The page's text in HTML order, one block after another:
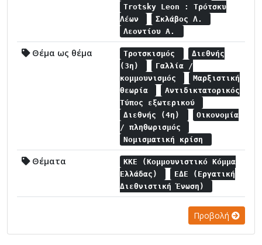
Trotsky Leon : Τρότσκυ
Λέων
Σκλάβος Λ.
Λεοντίου Α.
Θέμα ως θέμα Τροτσκισμός
Διεθνής
(3η)
Γαλλία /
κομμουνισμός
Μαρξιστική
θεωρία
Αντιδικτατορικός
Τύπος εξωτερικού
Διεθνής (4η)
Οικονομία
/ πληθωρισμός
Νομισματική κρίση
Θέματα
ΚΚΕ (Κομμουνιστικό Κόμμα
Ελλάδας)
ΕΔΕ (Εργατική
Διεθνιστική Ένωση)
Προβολή